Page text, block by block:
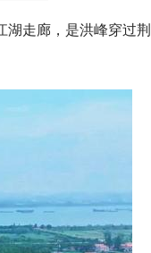
湖走廊，是洪峰穿过